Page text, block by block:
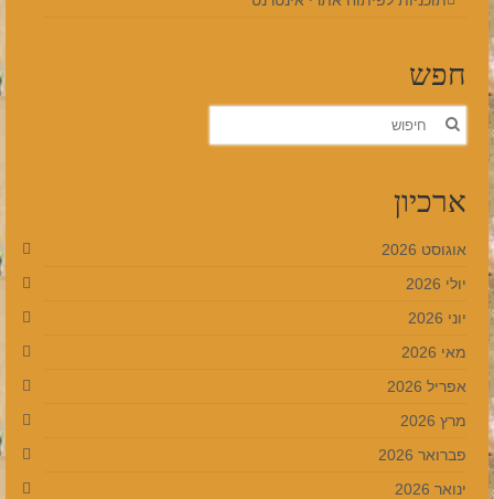
חפש
חפש
ארכיון
אוגוסט 2026
יולי 2026
יוני 2026
מאי 2026
אפריל 2026
מרץ 2026
פברואר 2026
ינואר 2026